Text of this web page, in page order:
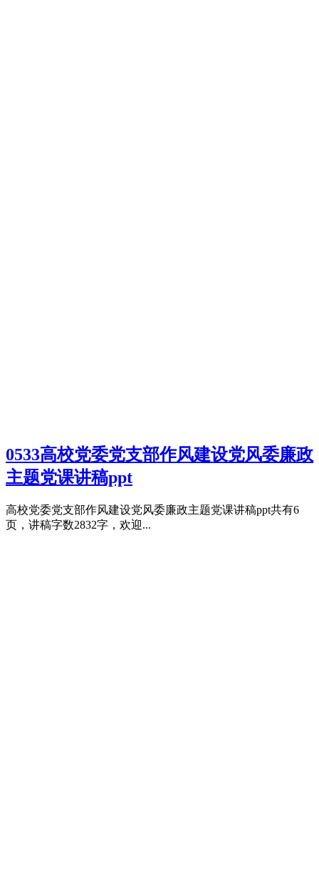
0533高校党委党支部作风建设党风委廉政
主题党课讲稿ppt
高校党委党支部作风建设党风委廉政主题党课讲稿ppt共有6
页，讲稿字数2832字，欢迎...